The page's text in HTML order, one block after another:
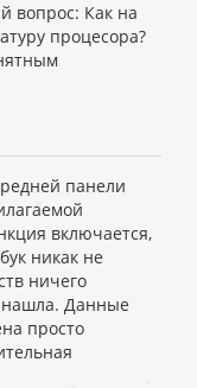
вопрос: Как на
процесора?
панели
включается,
никак не
ничего
нашла. Данные
просто